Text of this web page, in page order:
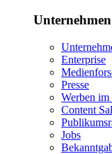
Unternehmen
Enterprise
Presse
Jobs